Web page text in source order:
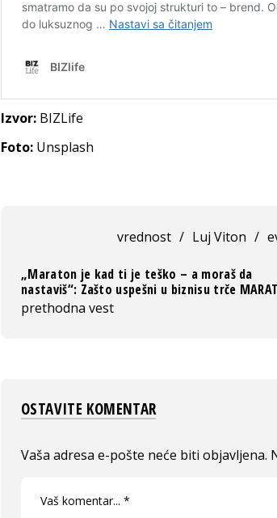
Izvor: BIZLife
Foto: Unsplash
vrednost / Luj Viton /
„Maraton je kad ti je teško – a moraš da
nastaviš“: Zašto uspešni u biznisu trče
prethodna vest
OSTAVITE KOMENTAR
Vaša adresa e-pošte neće biti objavljena.